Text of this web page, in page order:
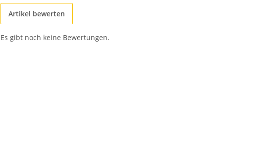
Artikel bewerten
Es gibt noch keine Bewertungen.